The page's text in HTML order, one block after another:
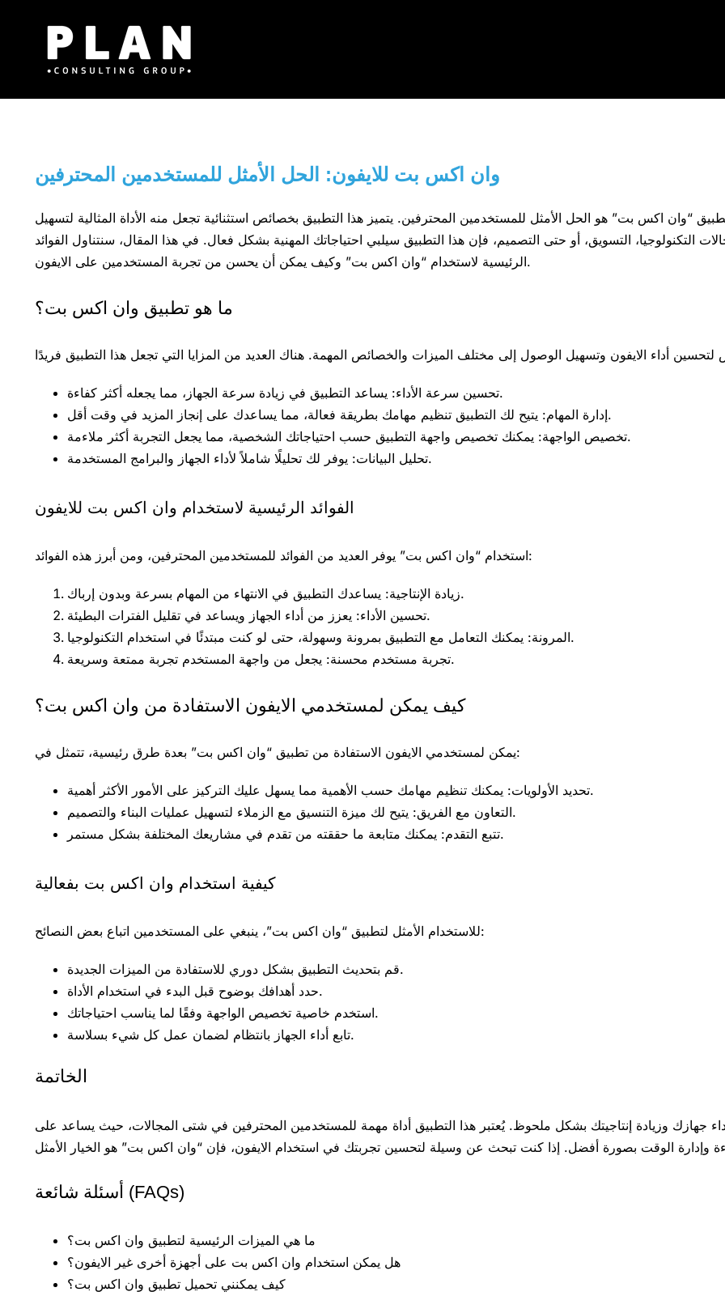
وان اكس بت للايفون: الحل الأمثل للمستخدمين المحترفين
“وان اكس بت” هو الحل الأمثل للمستخدمين المحترفين. يتميز هذا التطبيق بخصائص استثنائية تجعل منه الأداة المثالية لتسهيل
التكنولوجيا، التسويق، أو حتى التصميم، فإن هذا التطبيق سيلبي احتياجاتك المهنية بشكل فعال. في هذا المقال، سنتناول الفوائد
الرئيسية لاستخدام “وان اكس بت” وكيف يمكن أن يحسن من تجربة المستخدمين على الايفون.
ما هو تطبيق وان اكس بت؟
تحسين سرعة الأداء: يساعد التطبيق في زيادة سرعة الجهاز، مما يجعله أكثر كفاءة.
إدارة المهام: يتيح لك التطبيق تنظيم مهامك بطريقة فعالة، مما يساعدك على إنجاز المزيد في وقت أقل.
تخصيص الواجهة: يمكنك تخصيص واجهة التطبيق حسب احتياجاتك الشخصية، مما يجعل التجربة أكثر ملاءمة.
تحليل البيانات: يوفر لك تحليلًا شاملاً لأداء الجهاز والبرامج المستخدمة.
الفوائد الرئيسية لاستخدام وان اكس بت للايفون
استخدام “وان اكس بت” يوفر العديد من الفوائد للمستخدمين المحترفين، ومن أبرز هذه الفوائد:
زيادة الإنتاجية: يساعدك التطبيق في الانتهاء من المهام بسرعة وبدون إرباك.
تحسين الأداء: يعزز من أداء الجهاز ويساعد في تقليل الفترات البطيئة.
المرونة: يمكنك التعامل مع التطبيق بمرونة وسهولة، حتى لو كنت مبتدئًا في استخدام التكنولوجيا.
تجربة مستخدم محسنة: يجعل من واجهة المستخدم تجربة ممتعة وسريعة.
كيف يمكن لمستخدمي الايفون الاستفادة من وان اكس بت؟
يمكن لمستخدمي الايفون الاستفادة من تطبيق “وان اكس بت” بعدة طرق رئيسية، تتمثل في:
تحديد الأولويات: يمكنك تنظيم مهامك حسب الأهمية مما يسهل عليك التركيز على الأمور الأكثر أهمية.
التعاون مع الفريق: يتيح لك ميزة التنسيق مع الزملاء لتسهيل عمليات البناء والتصميم.
تتبع التقدم: يمكنك متابعة ما حققته من تقدم في مشاريعك المختلفة بشكل مستمر.
كيفية استخدام وان اكس بت بفعالية
للاستخدام الأمثل لتطبيق “وان اكس بت”، ينبغي على المستخدمين اتباع بعض النصائح:
قم بتحديث التطبيق بشكل دوري للاستفادة من الميزات الجديدة.
حدد أهدافك بوضوح قبل البدء في استخدام الأداة.
استخدم خاصية تخصيص الواجهة وفقًا لما يناسب احتياجاتك.
تابع أداء الجهاز بانتظام لضمان عمل كل شيء بسلاسة.
الخاتمة
جهازك وزيادة إنتاجيتك بشكل ملحوظ. يُعتبر هذا التطبيق أداة مهمة للمستخدمين المحترفين في شتى المجالات، حيث يساعد على
أسئلة شائعة (FAQs)
ما هي الميزات الرئيسية لتطبيق وان اكس بت؟
هل يمكن استخدام وان اكس بت على أجهزة أخرى غير الايفون؟
كيف يمكنني تحميل تطبيق وان اكس بت؟